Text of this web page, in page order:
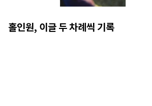
홀인원, 이글 두 차례씩 기록